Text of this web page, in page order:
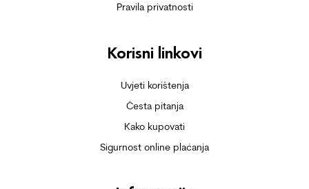
Pravila privatnosti
Korisni linkovi
Uvjeti korištenja
Česta pitanja
Kako kupovati
Sigurnost online plaćanja